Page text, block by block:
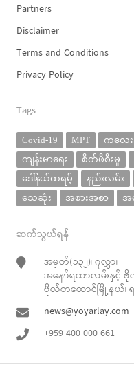
Partners
Disclaimer
Terms and Conditions
Privacy Policy
Tags
Covid-19 MPT ကလေး
ကျန်းမာရေး
စိတ်ဖိစီးမှု
ဒေါ်နယ်ထရမ့်
နည်းလမ်း
သေဆုံး
အစားအစာ အ
ဆက်သွယ်ရန်
အမှတ်(၁၃၂)၊ ၇လွှာ၊
အနော်ရထာလမ်းနှင့်
ဗိုလ်တထောင်မြို့နယ်၊
news@yoyarlay.com
+959 400 000 661